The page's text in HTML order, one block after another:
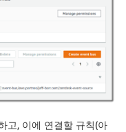
고, 이에 연결할 규칙(아